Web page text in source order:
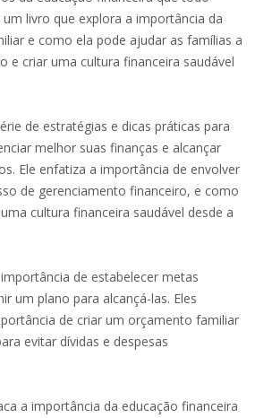
livro que explora a importância da
e como ela pode ajudar as famílias a
e criar uma cultura financeira saudável
de estratégias e dicas práticas para
melhor suas finanças e alcançar
Ele enfatiza a importância de envolver
de gerenciamento financeiro, e como
cultura financeira saudável desde a
de estabelecer metas
um plano para alcançá-las. Eles
de criar um orçamento familiar
evitar dívidas e despesas
a importância da educação financeira